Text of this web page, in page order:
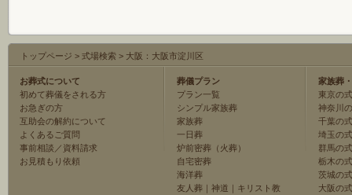
トップページ > 式場検索 > 大阪：大阪市淀川区
お葬式について
初めて葬儀をされる方
お急ぎの方
互助会の解約について
よくあるご質問
事前相談／資料請求
お見積もり依頼
葬儀プラン
プラン一覧
シンプル家族葬
家族葬
一日葬
炉前密葬（火葬）
自宅密葬
海洋葬
友人葬 ｜ 神道 ｜ キリスト教
家族葬
東京の
神奈川
千葉の
埼玉の
群馬の
栃木の
茨城の
大阪の